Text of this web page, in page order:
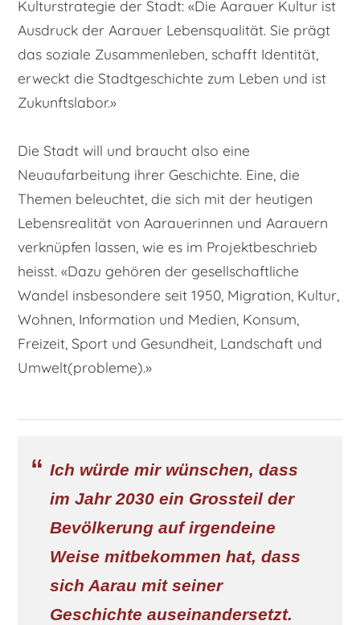
Kulturstrategie der Stadt: «Die Aarauer Kultur ist
Ausdruck der Aarauer Lebensqualität. Sie prägt
das soziale Zusammenleben, schafft Identität,
erweckt die Stadtgeschichte zum Leben und ist
Zukunftslabor.»
Die Stadt will und braucht also eine
Neuaufarbeitung ihrer Geschichte. Eine, die
Themen beleuchtet, die sich mit der heutigen
Lebensrealität von Aarauerinnen und Aarauern
verknüpfen lassen, wie es im Projektbeschrieb
heisst. «Dazu gehören der gesellschaftliche
Wandel insbesondere seit 1950, Migration, Kultur,
Wohnen, Information und Medien, Konsum,
Freizeit, Sport und Gesundheit, Landschaft und
Umwelt(probleme).»
Ich würde mir wünschen, dass
im Jahr 2030 ein Grossteil der
Bevölkerung auf irgendeine
Weise mitbekommen hat, dass
sich Aarau mit seiner
Geschichte auseinandersetzt.